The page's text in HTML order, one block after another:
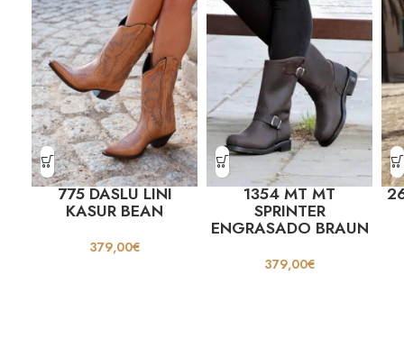
775 DASLU LINI
KASUR BEAN
379,00€
1354 MT MT
SPRINTER
ENGRASADO BRAUN
379,00€